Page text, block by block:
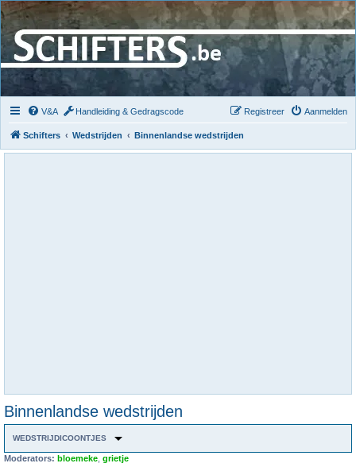
V&A Handleiding & Gedragscode Aanmelden
Registreer
Schifters Wedstrijden Binnenlandse wedstrijden
Binnenlandse wedstrijden
WEDSTRIJDICOONTJES
Moderators: bloemeke grietje